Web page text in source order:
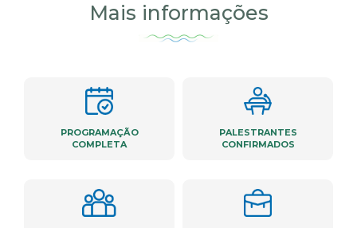
Mais informações
PROGRAMAÇÃO
COMPLETA
PALESTRANTES
CONFIRMADOS